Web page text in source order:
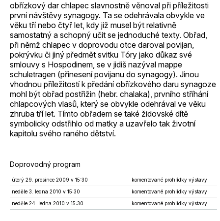
obřízkový dar chlapec slavnostně věnoval při příležitosti
první návštěvy synagogy. Ta se odehrávala obvykle ve
věku tří nebo čtyř let, kdy již musel být relativně
samostatný a schopný učit se jednoduché texty. Obřad,
při němž chlapec v doprovodu otce daroval povijan,
pokrývku či jiný předmět svitku Tóry jako důkaz své
smlouvy s Hospodinem, se v jidiš nazýval mappe
schuletragen (přinesení povijanu do synagogy). Jinou
vhodnou příležitostí k předání obřízkového daru synagoze
mohl být obřad postřižin (hebr. chalaka), prvního stříhání
chlapcových vlasů, který se obvykle odehrával ve věku
zhruba tří let. Tímto obřadem se také židovské dítě
symbolicky odstřihlo od matky a uzavřelo tak životní
kapitolu svého raného dětství.
Doprovodný program
úterý 29. prosince 2009 v 15:30
komentované prohlídky výstavy
neděle 3. ledna 2010 v 15:30
komentované prohlídky výstavy
neděle 24. ledna 2010 v 15:30
komentované prohlídky výstavy